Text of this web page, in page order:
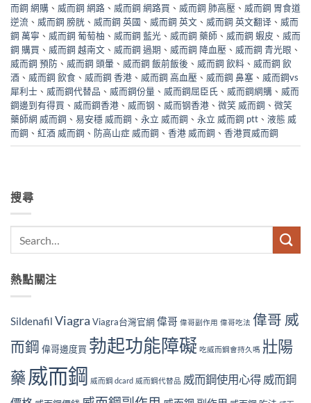
而鋼 網購 、 威而鋼 網路 、 威而鋼 網路買 、 威而鋼 肺高壓 、 威而鋼 胃食道
逆流 、 威而鋼 膀胱 、 威而鋼 英國 、 威而鋼 英文 、 威而鋼 英文翻译 、 威而
鋼 萬寧 、 威而鋼 葡萄柚 、 威而鋼 藍光 、 威而鋼 藥師 、 威而鋼 蝦皮 、 威而
鋼 購買 、 威而鋼 越南文 、 威而鋼 過期 、 威而鋼 降血壓 、 威而鋼 青光眼 、
威而鋼 預防 、 威而鋼 頭暈 、 威而鋼 飯前飯後 、 威而鋼 飲料 、 威而鋼 飲
酒 、 威而鋼 飲食 、 威而鋼 香港 、 威而鋼 高血壓 、 威而鋼 鼻塞 、 威而鋼vs
犀利士 、 威而鋼代替品 、 威而鋼份量 、 威而鋼屈臣氏 、 威而鋼網購 、 威而
鋼邊到有得買 、 威而鋼香港 、 威而钢 、 威而钢香港 、 微笑 威而鋼 、 微笑
藥師網 威而鋼 、 易安穩 威而鋼 、 永立 威而鋼 、 永立 威而鋼 ptt 、 液態 威
而鋼 、 紅酒 威而鋼 、 防高山症 威而鋼 、 香港 威而鋼 、 香港買威而鋼
搜尋
熱點關注
Sildenafil Viagra Viagra台灣官網偉哥 偉哥副作用 偉哥吃法 偉哥 威
而鋼 偉哥邊度買 勃起功能障礙 吃威而鋼會持久嗎 壯陽
藥 威而鋼 威而鋼 dcard 威而鋼代替品 威而鋼使用心得 威而鋼